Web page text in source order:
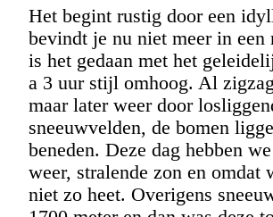
Het begint rustig door een
bevindt je nu niet meer in
is het gedaan met het
a 3 uur stijl omhoog. Al
maar later weer door
sneeuwvelden, de bomen
beneden. Deze dag hebben
weer, stralende zon en omdat
niet zo heet. Overigens